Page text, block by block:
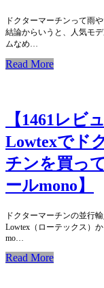
ドクターマーチンって雨
結論からいうと、人気モ
ムなめ…
Read More
【1461レビ
Lowtexでド
チンを買っ
ールmono】
ドクターマーチンの並行
Lowtex（ローテックス）
mo…
Read More